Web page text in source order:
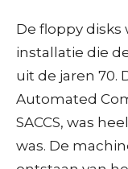
De floppy
installatie die
uit de jaren 70.
Automated
SACCS, was
was. De